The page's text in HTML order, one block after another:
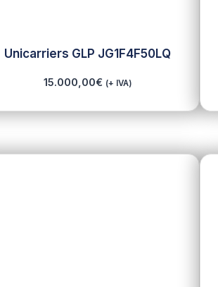
Unicarriers GLP JG1F4F50LQ
15.000,00€ (+ IVA)